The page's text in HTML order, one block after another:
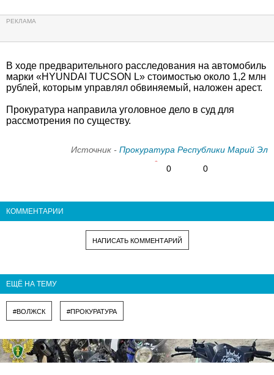
В ходе предварительного расследования на автомобиль
марки «HYUNDAI TUCSON L» стоимостью около 1,2 млн
рублей, которым управлял обвиняемый, наложен арест.
Прокуратура направила уголовное дело в суд для
рассмотрения по существу.
Источник - Прокуратура Республики Марий Эл
0
0
КОММЕНТАРИИ
НАПИСАТЬ КОММЕНТАРИЙ
ЕЩЁ НА ТЕМУ
#ВОЛЖСК #ПРОКУРАТУРА